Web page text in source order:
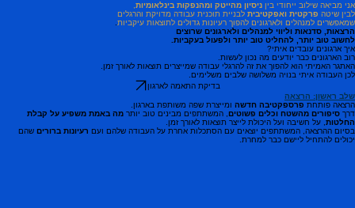
אני מביאה שילוב ייחודי בין ניסיון מהייטק ומהנפקות בינלאומיות
לבין שיטה פרקטית ואפקטיבית לבניית תוכנית עבודה מדויקת והרגלים
שמאפשרים למנהלים ולארגונים להפוך רעיונות גדולים לתוצאות עיקביות
הרצאות, סדנאות וליווי למנהלים ולארגונים שרוצים
לחשוב טוב יותר, להחליט טוב יותר ולפעול בעקביות.
איך ארגונים עובדים איתי?
רוב הארגונים כבר יודעים מה נכון לעשות.
האתגר האמיתי הוא להפוך את זה להרגלי עבודה שמייצרים תוצאות לאורך זמן.
לכן העבודה איתי בנויה משלושה שלבים משלימים.
בדיקת התאמה לארגון
שלב ראשון: הרצאה
הרצאה פותחת פרספקטיבה חדשה ומייצרת שפה משותפת בארגון.
דרך סיפורים מהשטח וכלים פשוטים , המשתתפים מבינים טוב יותר מה באמת משפיע על קבלת
החלטות , על חשיבה ועל היכולת לייצר תוצאות לאורך זמן.
בסיום ההרצאה, המשתתפים יוצאים עם הסתכלות אחרת על העבודה שלהם ועם רעיונות ברורים שהם
יכולים להתחיל ליישם כבר למחרת.